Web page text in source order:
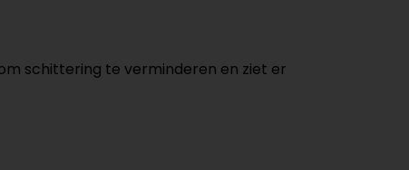
schittering te verminderen en ziet er